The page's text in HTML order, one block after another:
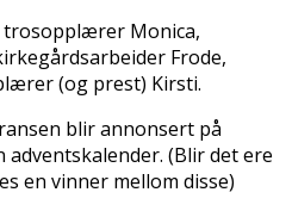
trosopplærer Monica,
Frode,
(og prest) Kirsti.
blir annonsert på
(Blir det flere
en vinner mellom disse)